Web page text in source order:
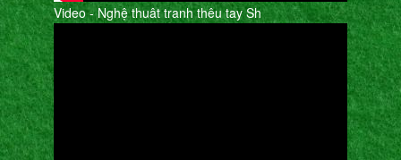
Video - Nghệ thuât tranh thêu tay Sh